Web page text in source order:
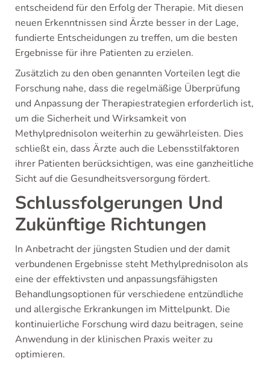
entscheidend für den Erfolg der Therapie. Mit diesen
neuen Erkenntnissen sind Ärzte besser in der Lage,
fundierte Entscheidungen zu treffen, um die besten
Ergebnisse für ihre Patienten zu erzielen.
Zusätzlich zu den oben genannten Vorteilen legt die
Forschung nahe, dass die regelmäßige Überprüfung
und Anpassung der Therapiestrategien erforderlich ist,
um die Sicherheit und Wirksamkeit von
Methylprednisolon weiterhin zu gewährleisten. Dies
schließt ein, dass Ärzte auch die Lebensstilfaktoren
ihrer Patienten berücksichtigen, was eine ganzheitliche
Sicht auf die Gesundheitsversorgung fördert.
Schlussfolgerungen Und
Zukünftige Richtungen
In Anbetracht der jüngsten Studien und der damit
verbundenen Ergebnisse steht Methylprednisolon als
eine der effektivsten und anpassungsfähigsten
Behandlungsoptionen für verschiedene entzündliche
und allergische Erkrankungen im Mittelpunkt. Die
kontinuierliche Forschung wird dazu beitragen, seine
Anwendung in der klinischen Praxis weiter zu
optimieren.